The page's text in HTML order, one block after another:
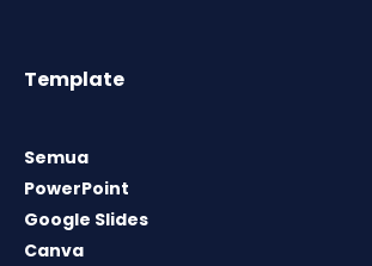
Template
Semua
PowerPoint
Google Slides
Canva